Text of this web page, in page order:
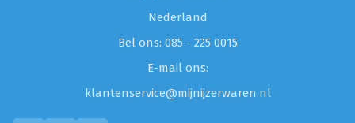
Nederland
Bel ons: 085 - 225 0015
E-mail ons:
klantenservice@mijnijzerwaren.nl